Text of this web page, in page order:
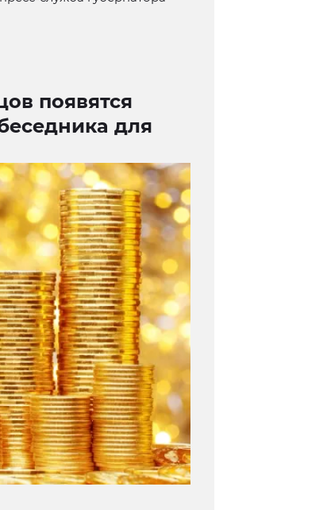
появятся
для